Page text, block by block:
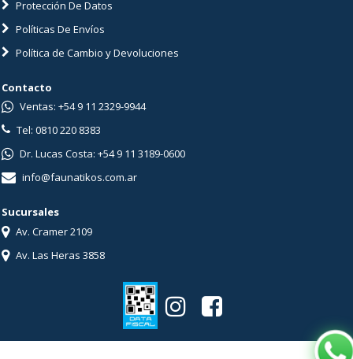
Protección De Datos
Políticas De Envíos
Política de Cambio y Devoluciones
Contacto
Ventas: +54 9 11 2329-9944
Tel: 0810 220 8383
Dr. Lucas Costa: +54 9 11 3189-0600
info@faunatikos.com.ar
Sucursales
Av. Cramer 2109
Av. Las Heras 3858